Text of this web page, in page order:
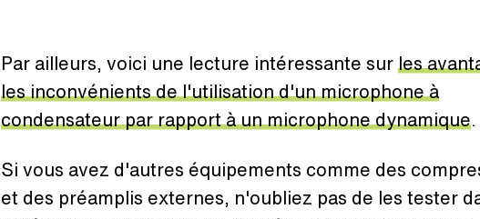
Par ailleurs, voici une lecture intéressante surles
les inconvénients de l'utilisation d'un microphone à
condensateur par rapport à un microphone dynamique.
Si vous avez d'autres équipements comme des
et des préamplis externes, n'oubliez pas de les tester